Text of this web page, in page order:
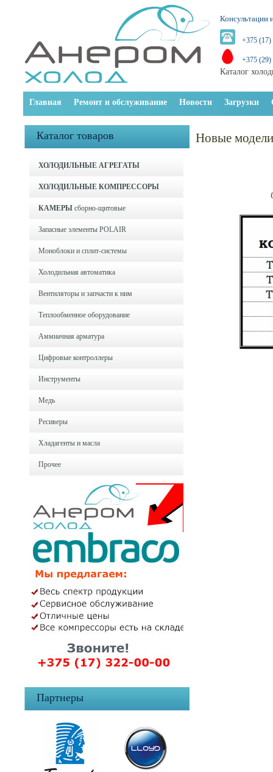
Консультации
+375 (17)
+375 (29)
Каталог
Главная Ремонт и обслуживание Новости Загрузки
Каталог товаров
ХОЛОДИЛЬНЫЕ АГРЕГАТЫ
ХОЛОДИЛЬНЫЕ КОМПРЕССОРЫ
КАМЕРЫ сборно-щитовые
Запасные элементы POLAIR
Моноблоки и cплит-системы
Холодильная автоматика
Вентиляторы и запчасти к ним
Теплообменное оборудование
Аммиачная арматура
Цифровые контроллеры
Инструменты
Медь
Ресиверы
Хладагенты и масла
Прочее
Партнеры
Новые